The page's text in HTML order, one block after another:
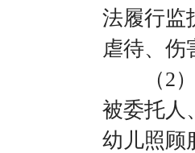
法履行监
虐待、伤
（2
被委托人
幼儿照顾